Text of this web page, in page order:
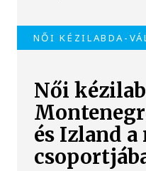
NŐI KÉZILABDA-
Női
és Izland